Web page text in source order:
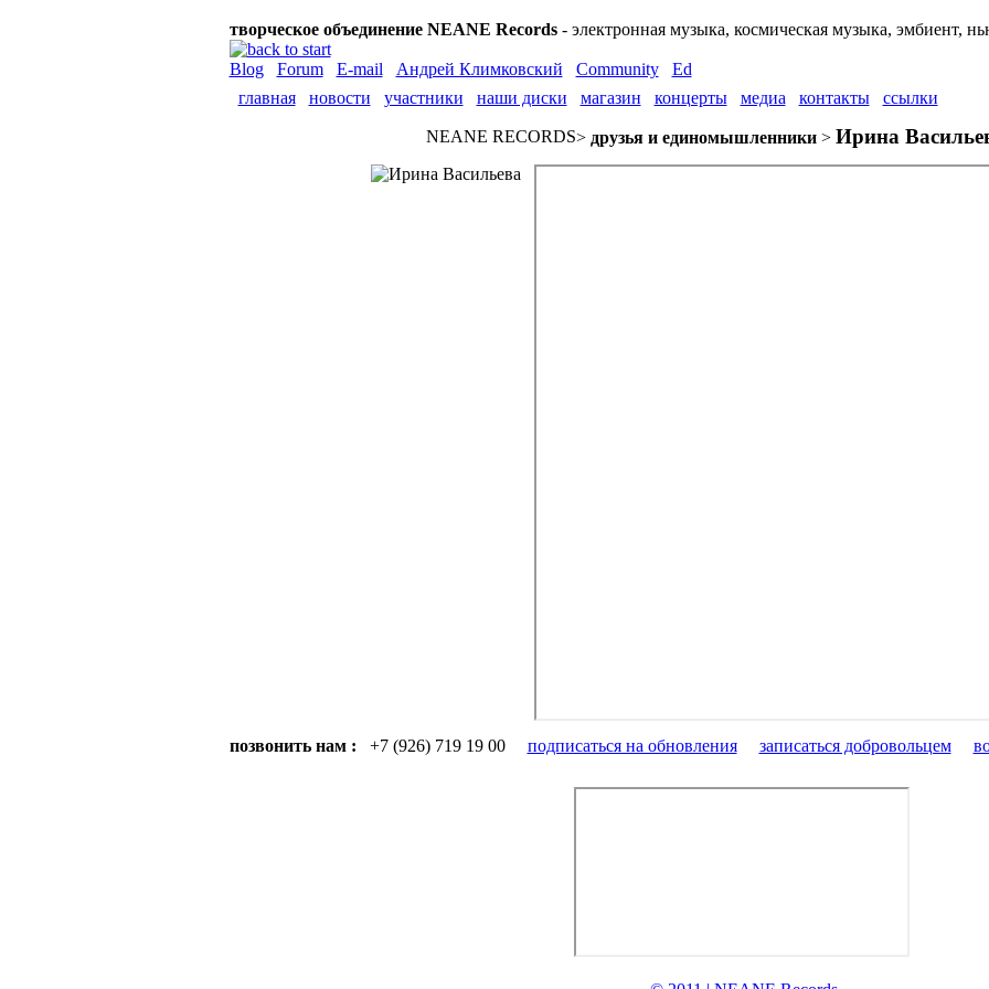
творческое объединение NEANE Records- электронная музыка, космическая музыка, эмбиент,
Blog Forum E-mail Андрей Климковский Community
Ed
главная
новости участники наши диски магазин концерты медиа контакты ссылки
NEANE RECORDS> друзья и единомышленники> Ирина
позвонить нам : +7 (926) 719 19 00 подписаться на обновления записаться добровольцем